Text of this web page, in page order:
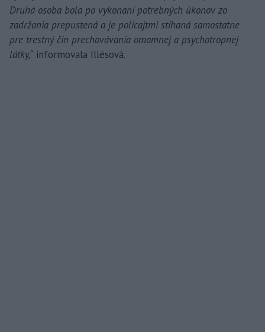
Druhá osoba bola po vykonaní potrebných úkonov zo
zadržania prepustená a je policajtmi stíhaná samostatne
pre trestný čin prechovávania omamnej a psychotropnej
látky,“ informovala Illésová.